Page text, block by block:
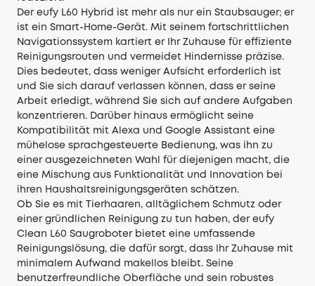
Der eufy L60 Hybrid ist mehr als nur ein Staubsauger; er
ist ein Smart-Home-Gerät. Mit seinem fortschrittlichen
Navigationssystem kartiert er Ihr Zuhause für effiziente
Reinigungsrouten und vermeidet Hindernisse präzise.
Dies bedeutet, dass weniger Aufsicht erforderlich ist
und Sie sich darauf verlassen können, dass er seine
Arbeit erledigt, während Sie sich auf andere Aufgaben
konzentrieren. Darüber hinaus ermöglicht seine
Kompatibilität mit Alexa und Google Assistant eine
mühelose sprachgesteuerte Bedienung, was ihn zu
einer ausgezeichneten Wahl für diejenigen macht, die
eine Mischung aus Funktionalität und Innovation bei
ihren Haushaltsreinigungsgeräten schätzen.
Ob Sie es mit Tierhaaren, alltäglichem Schmutz oder
einer gründlichen Reinigung zu tun haben, der eufy
Clean L60 Saugroboter bietet eine umfassende
Reinigungslösung, die dafür sorgt, dass Ihr Zuhause mit
minimalem Aufwand makellos bleibt. Seine
benutzerfreundliche Oberfläche und sein robustes